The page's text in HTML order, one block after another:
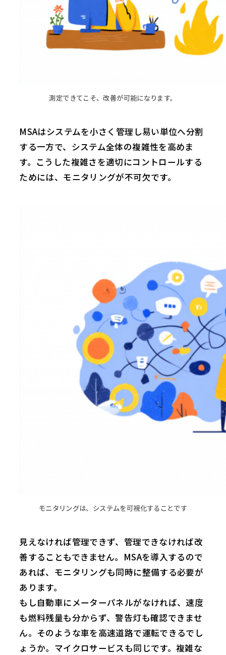
測定できてこそ、改善が可能になります。
MSAはシステムを小さく管理し易い単位へ分割
する一方で、システム全体の複雑性を高めま
す。こうした複雑さを適切にコントロールする
ためには、モニタリングが不可欠です。
モニタリングは、システムを可視化することです
見えなければ管理できず、管理できなければ改
善することもできません。MSAを導入するので
あれば、モニタリングも同時に整備する必要が
あります。
もし自動車にメーターパネルがなければ、速度
も燃料残量も分からず、警告灯も確認できませ
ん。そのような車を高速道路で運転できるでし
ょうか。マイクロサービスも同じです。複雑な